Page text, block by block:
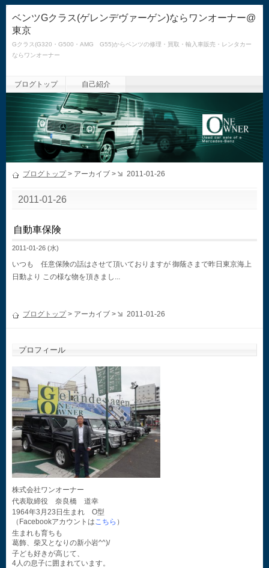
ベンツGクラス(ゲレンデヴァーゲン)ならワンオーナー@
東京
Gクラス(G320・G500・AMG G55)からベンツの修理・買取・輸入車販売・レンタカー
ならワンオーナー
ブログトップ 自己紹介
ブログトップ> アーカイブ > 2011-01-26
2011-01-26
自動車保険
2011-01-26 (水)
いつも 任意保険の話はさせて頂いておりますが 御蔭さまで昨日東京海上
日動より この様な物を頂きまし...
ブログトップ> アーカイブ > 2011-01-26
プロフィール
株式会社ワンオーナー
代表取締役 奈良橋 道幸
1964年3月23日生まれ O型
（Facebookアカウントはこちら ）
生まれも育ちも
葛飾、柴又となりの新小岩^^)/
子ども好きが高じて、
4人の息子に囲まれています。